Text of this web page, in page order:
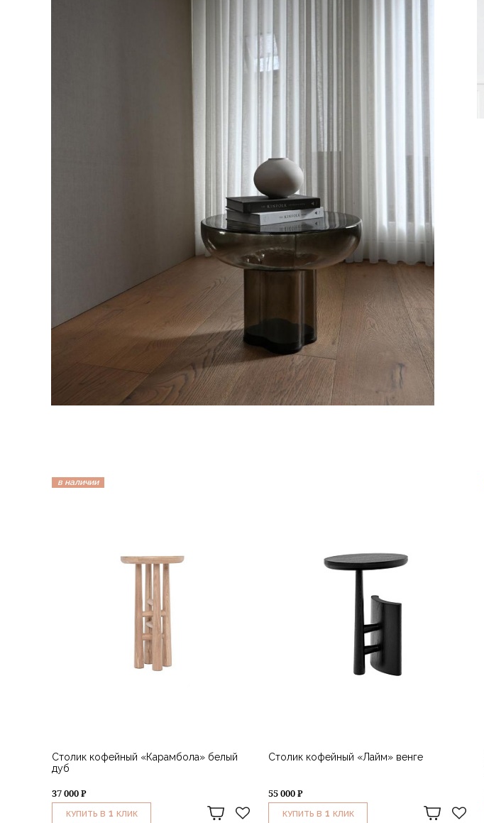
в наличии
Столик кофейный «Карамбола» белый
дуб
37 000 ₽
КУПИТЬ В 1 КЛИК
Столик кофейный «Лайм» венге
55 000 ₽
КУПИТЬ В 1 КЛИК